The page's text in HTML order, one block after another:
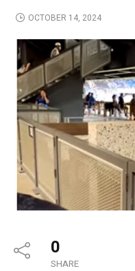
OCTOBER 14, 2024
0
SHARE